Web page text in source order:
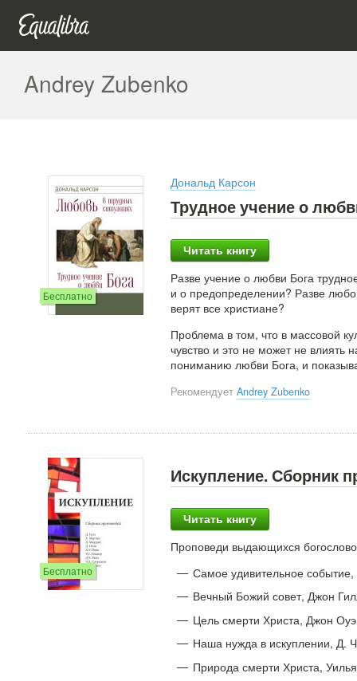
Andrey Zubenko
Бесплатно
Дональд Карсон
Трудное учение о
Читать книгу
Разве учение о любви Бога
и о предопределении? Разве
верят все христиане?
Проблема в том, что в массовой
чувство и это не может не влиять
пониманию любви Бога, и
Рекомендует Andrey Zubenko
Бесплатно
Искупление. Сборник
Читать книгу
Проповеди выдающихся
Самое удивительное
Вечный Божий совет, Джон
Цель смерти Христа, Джон
Наша нужда в искуплении, Д.
Природа смерти Христа,